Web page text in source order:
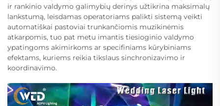
ir rankinio valdymo galimybių derinys užtikrina maksimalų
lankstumą, leisdamas operatoriams palikti sistemą veikti
automatiškai pastoviai trunkančiomis muzikinėmis
atkarpomis, tuo pat metu imantis tiesioginio valdymo
ypatingoms akimirkoms ar specifiniams kūrybiniams
efektams, kuriems reikia tikslaus sinchronizavimo ir
koordinavimo.